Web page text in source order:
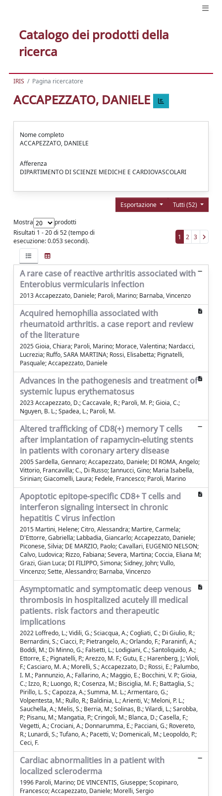
Catalogo dei prodotti della
ricerca
IRIS Pagina ricercatore
ACCAPEZZATO, DANIELE
Nome completo
ACCAPEZZATO, DANIELE
Afferenza
DIPARTIMENTO DI SCIENZE MEDICHE E CARDIOVASCOLARI
Tutti (52)
Esportazione
Mostra
prodotti
Risultati 1 - 20 di 52 (tempo di
esecuzione: 0.053 secondi).
1 2 3
A rare case of reactive arthritis associated with
Enterobius vermicularis infection
2013 Accapezzato, Daniele; Paroli, Marino; Barnaba, Vincenzo
Acquired hemophilia associated with
rheumatoid arthritis. a case report and review
of the literature
2025 Gioia, Chiara; Paroli, Marino; Morace, Valentina; Nardacci,
Lucrezia; Ruffo, SARA MARTINA; Rossi, Elisabetta; Pignatelli,
Pasquale; Accapezzato, Daniele
Advances in the pathogenesis and treatment of
systemic lupus erythematosus
2023 Accapezzato, D.; Caccavale, R.; Paroli, M. P.; Gioia, C.;
Nguyen, B. L.; Spadea, L.; Paroli, M.
Altered trafficking of CD8(+) memory T cells
after implantation of rapamycin-eluting stents
in patients with coronary artery disease
2005 Sardella, Gennaro; Accapezzato, Daniele; DI ROMA, Angelo;
Vittorio, Francavilla; C., Di Russo; Iannucci, Gino; Maria Isabella,
Sirinian; Giacomelli, Laura; Fedele, Francesco; Paroli, Marino
Apoptotic epitope-specific CD8+ T cells and
interferon signaling intersect in chronic
hepatitis C virus infection
2015 Martini, Helene; Citro, Alessandra; Martire, Carmela;
D'Ettorre, Gabriella; Labbadia, Giancarlo; Accapezzato, Daniele;
Piconese, Silvia; DE MARZIO, Paolo; Cavallari, EUGENIO NELSON;
Calvo, Ludovica; Rizzo, Fabiana; Severa, Martina; Coccia, Eliana M;
Grazi, Gian Luca; DI FILIPPO, Simona; Sidney, John; Vullo,
Vincenzo; Sette, Alessandro; Barnaba, Vincenzo
Asymptomatic and symptomatic deep venous
thrombosis in hospitalized acutely ill medical
patients. risk factors and therapeutic
implications
2022 Loffredo, L.; Vidili, G.; Sciacqua, A.; Cogliati, C.; Di Giulio, R.;
Bernardini, S.; Ciacci, P.; Pietrangelo, A.; Orlando, F.; Paraninfi, A.;
Boddi, M.; Di Minno, G.; Falsetti, L.; Lodigiani, C.; Santoliquido, A.;
Ettorre, E.; Pignatelli, P.; Arezzo, M. F.; Gutu, E.; Harenberg, J.; Violi,
F.; Casciaro, M. A.; Morelli, S.; Accapezzato, D.; Rossi, E.; Palumbo,
I. M.; Pannunzio, A.; Fallarino, A.; Maggio, E.; Bocchini, V. P.; Gioia,
C.; Izzo, R.; Luongo, R.; Cosenza, M.; Bisciglia, M. F.; Battaglia, S.;
Pirillo, L. S.; Capozza, A.; Summa, M. L.; Armentaro, G.;
Volpentesta, M.; Rullo, R.; Baldinia, L.; Arienti, V.; Meloni, P. L.;
Sauchella, A.; Melis, S.; Berria, M.; Solinas, B.; Vilardi, L.; Sarobba,
P.; Pisanu, M.; Mangatia, P.; Cringoli, M.; Blanca, D.; Casella, F.;
Vegetti, A.; Crociani, A.; Donnarumma, E.; Pacciani, G.; Rovereto,
R.; Lunardi, S.; Tufano, A.; Pacetti, V.; Domenicali, M.; Leopoldo, P.;
Ceci, F.
Cardiac abnormalities in a patient with
localized scleroderma
1996 Paroli, Marino; DE VINCENTIS, Giuseppe; Scopinaro,
Francesco; Accapezzato, Daniele; Morelli, Sergio